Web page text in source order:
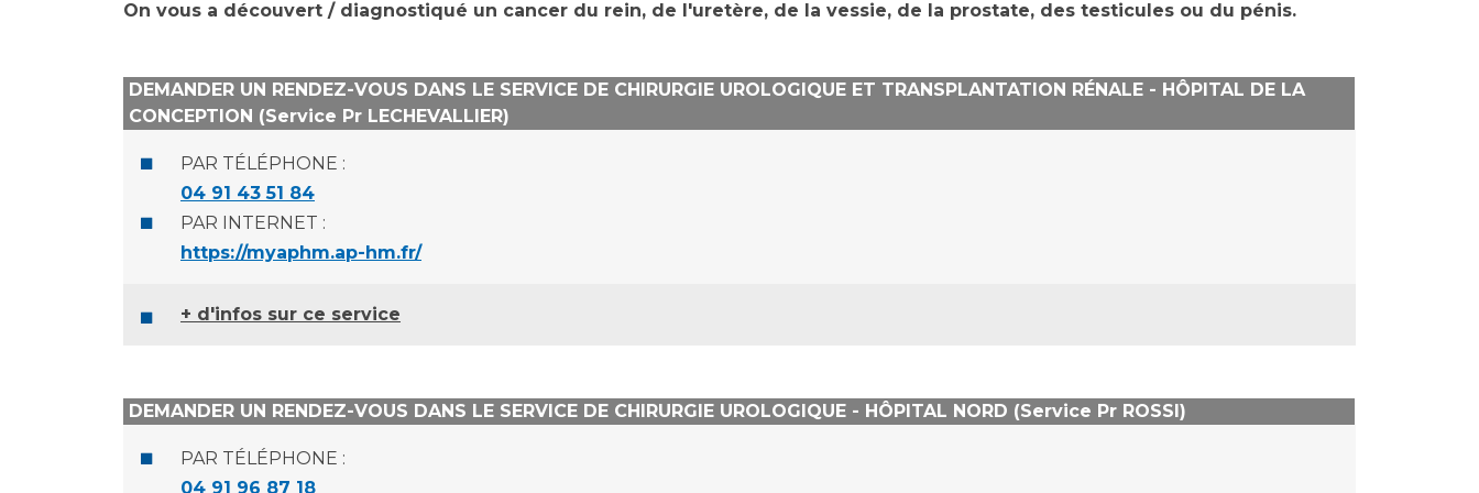
Laïcité et cultes
Salon des familles
Transports sanitaires
Vos droits, vos devoirs
Les structures de recherche
Maladies Rares
On vous a découvert / diagnostiqué un cancer du rein, de l'uretère, de la vessie, de la prostate, des testicules ou du pénis.
DEMANDER UN RENDEZ-VOUS DANS LE SERVICE DE CHIRURGIE UROLOGIQUE ET TRANSPLANTATION RÉNALE - HÔPITAL DE LA
CONCEPTION (Service Pr LECHEVALLIER)
PAR TÉLÉPHONE :
04 91 43 51 84
PAR INTERNET :
https://myaphm.ap-hm.fr/
+ d'infos sur ce service
DEMANDER UN RENDEZ-VOUS DANS LE SERVICE DE CHIRURGIE UROLOGIQUE - HÔPITAL NORD (Service Pr ROSSI)
PAR TÉLÉPHONE :
04 91 96 87 18